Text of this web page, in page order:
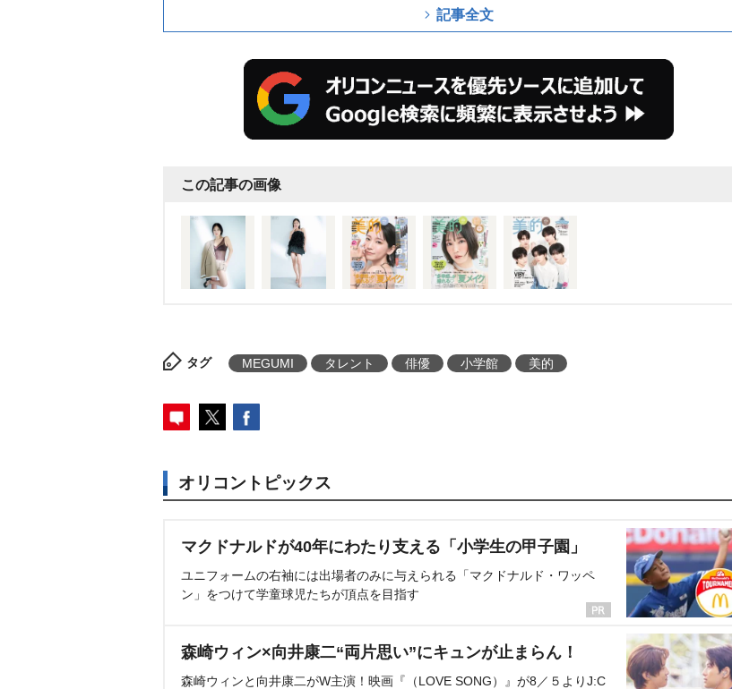
記事全文
この記事の画像
タグ MEGUMI タレント 俳優 小学館 美的
オリコントピックス
マクドナルドが40年にわたり支える「小学生の甲子園」
ユニフォームの右袖には出場者のみに与えられる「マクドナルド・ワッペ
ン」をつけて学童球児たちが頂点を目指す
森崎ウィン×向井康二“両片思い”にキュンが止まらん！
森崎ウィンと向井康二がW主演！映画『（LOVE SONG）』が8／５よりJ:C